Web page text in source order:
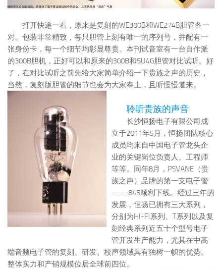
打开快递一看，原来是复刻的WE300B和WE274B胆管各一
对。包装非常精致，每只胆管上刻有唯一的序列号，并配有一
张身份卡，每一个细节均彰显尊贵。本刊试音室有一台自作派
的300B胆机，正好可以和原来的300B和5U4G胆管对比试听。好
了，在对比试听之前先给大家简单介绍一下贵族之声的历史，
当然，复刻版胆管的细节也会为大家奉上，且听慢慢道来。
聆听贵族的声音
长沙恒扬电子有限公司成
立于2011年5月，恒扬团队核心
成员均来自中国电子管龙头企
业的关键岗位负责人、工程师
等等。同年8月，PSVANE（贵
族之声）品牌的第一支电子管
——845顺利下线。经过三年的
发展，恒扬已拥有三大系列，
分别为HI-FI系列、T系列以及复
刻经典系列近五十个型号电子
管开发生产能力，尤其在中高
端音频电子管的复刻、研发、校声领域具有独树一帜的优势。
整体实力和产销规模位居全球前四位。